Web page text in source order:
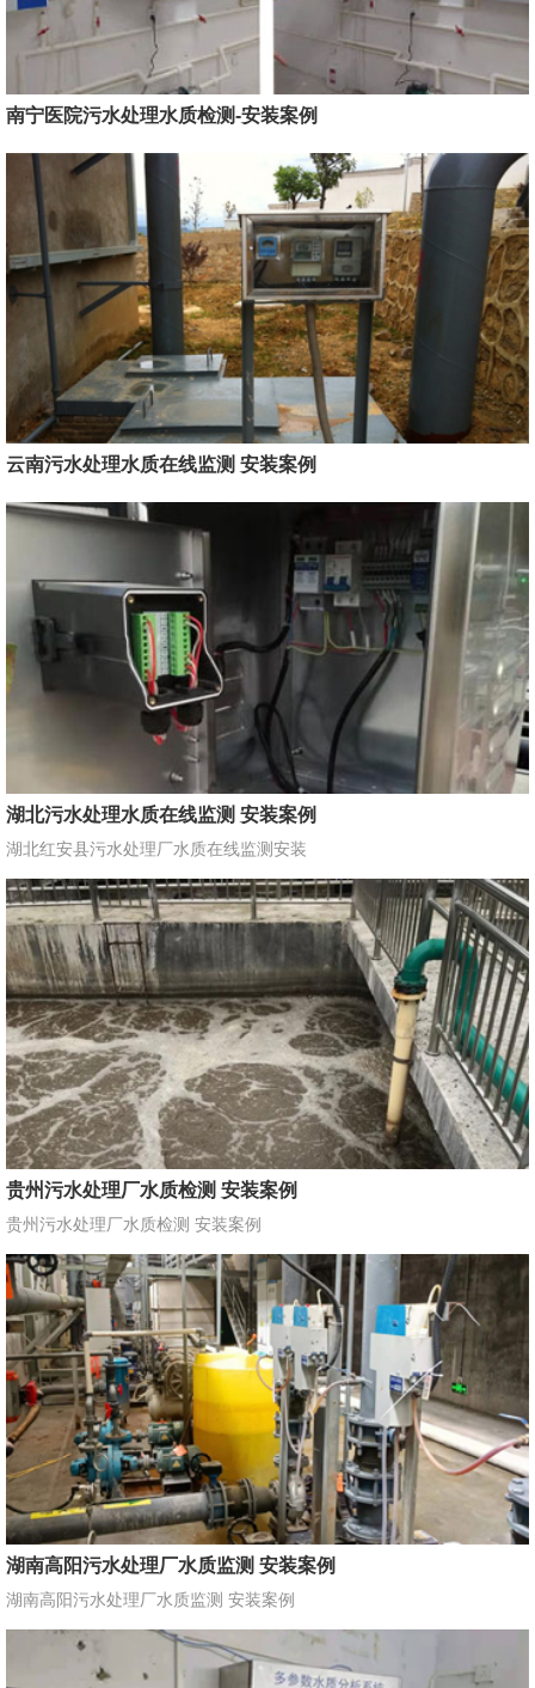
南宁医院污水处理水质检测-安装案例
云南污水处理水质在线监测 安装案例
湖北污水处理水质在线监测 安装案例
湖北红安县污水处理厂水质在线监测安装
贵州污水处理厂水质检测 安装案例
贵州污水处理厂水质检测 安装案例
湖南高阳污水处理厂水质监测 安装案例
湖南高阳污水处理厂水质监测 安装案例